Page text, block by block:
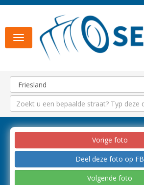
Toggle
navigation
Vorige foto
Deel deze foto op FB
Volgende foto